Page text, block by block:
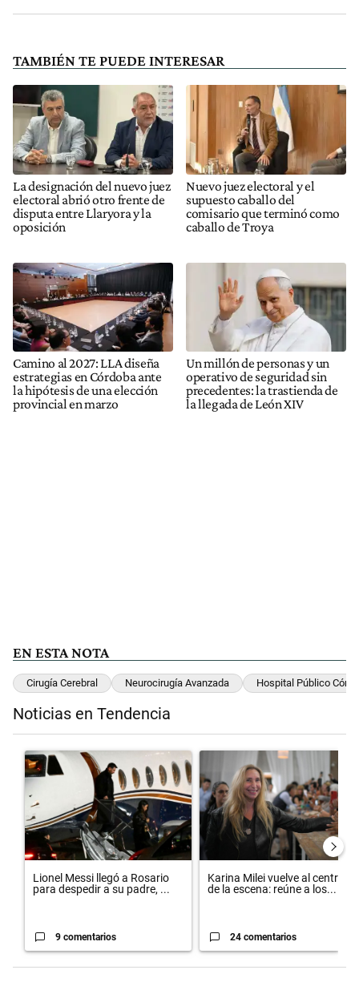
TAMBIÉN TE PUEDE INTERESAR
La designación del nuevo juez
electoral abrió otro frente de
disputa entre Llaryora y la
oposición
Nuevo juez electoral y el
supuesto caballo del
comisario que terminó como
caballo de Troya
Camino al 2027: LLA diseña
estrategias en Córdoba ante
la hipótesis de una elección
provincial en marzo
Un millón de personas y un
operativo de seguridad sin
precedentes: la trastienda de
la llegada de León XIV
EN ESTA NOTA
Cirugía Cerebral Neurocirugía Avanzada Hospital Público
Noticias en Tendencia
Un artículo de tendencia con el título "Lionel Messi llegó a Rosario
Lionel Messi llegó a Rosario
para despedir a su padre, ...
9 comentarios
Un artículo de tendencia con el
Karina Milei vuelve al centro
de la escena: reúne a los...
24 comentarios